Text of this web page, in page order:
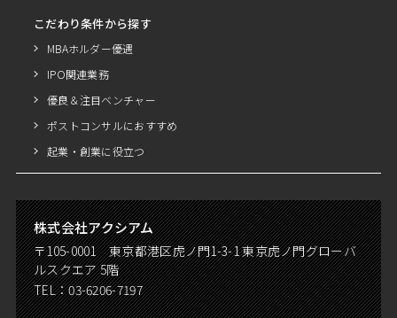
こだわり条件から探す
MBAホルダー優遇
IPO関連業務
優良＆注目ベンチャー
ポストコンサルにおすすめ
起業・創業に役立つ
株式会社アクシアム
〒105-0001 東京都港区虎ノ門1-3-1 東京虎ノ門グローバ
ルスクエア 5階
TEL：03-6206-7197